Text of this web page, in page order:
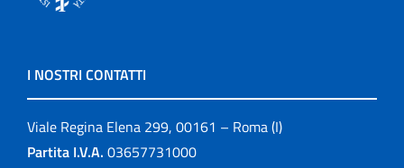
I NOSTRI CONTATTI
Viale Regina Elena 299, 00161 – Roma (I)
Partita I.V.A. 03657731000